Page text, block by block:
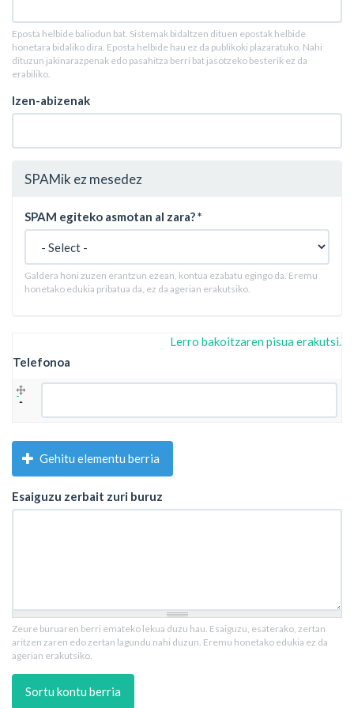
Eposta helbide baliodun bat. Sistemak bidaltzen dituen epostak helbide
honetara bidaliko dira. Eposta helbide hau ez da publikoki plazaratuko. Nahi
dituzun jakinarazpenak edo pasahitza berri bat jasotzeko besterik ez da
erabiliko.
Izen-abizenak
SPAMik ez mesedez
SPAM egiteko asmotan al zara?*
Galdera honi zuzen erantzun ezean, kontua ezabatu egingo da. Eremu
honetako edukia pribatua da, ez da agerian erakutsiko.
Lerro bakoitzaren pisua erakutsi.
Telefonoa
Gehitu elementu berria
Esaiguzu zerbait zuri buruz
Zeure buruaren berri emateko lekua duzu hau. Esaiguzu, esaterako, zertan
aritzen zaren edo zertan lagundu nahi duzun. Eremu honetako edukia ez da
agerian erakutsiko.
Sortu kontu berria